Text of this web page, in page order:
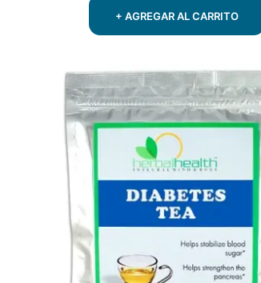
era:
$100.
es:
$69.
+ AGREGAR AL CARRITO